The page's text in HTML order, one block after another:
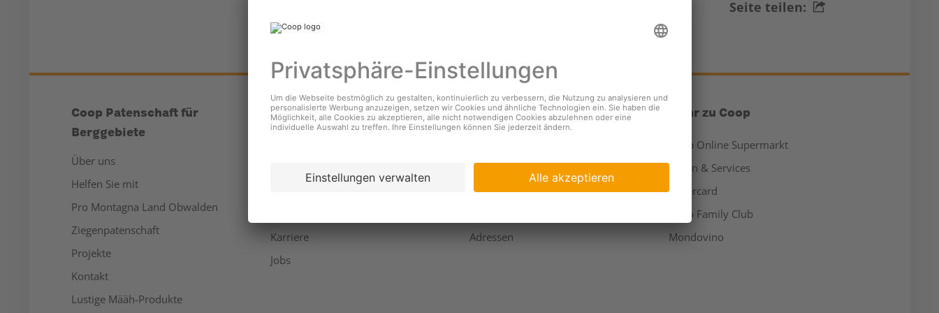
Seite teilen:
Coop Patenschaft für
Berggebiete
Über uns
Helfen Sie mit
Pro Montagna Land Obwalden
Ziegenpatenschaft
Projekte
Kontakt
Lustige Määh-Produkte
Unternehmen
Karriere
Jobs
Services
Coopzeitung
Kundendienst
Adressen
Mehr zu Coop
Coop Online Supermarkt
Läden & Services
Supercard
Hello Family Club
Mondovino